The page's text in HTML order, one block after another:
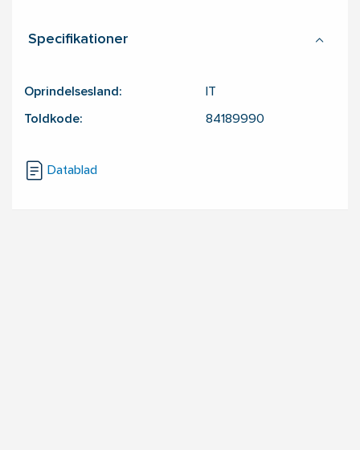
Specifikationer
Oprindelsesland:
Toldkode: 84189990
Datablad